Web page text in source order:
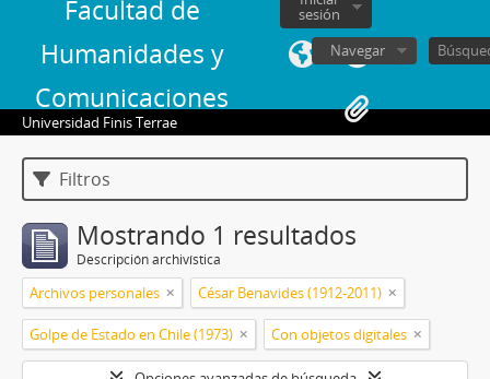
Facultad de
Humanidades y
Comunicaciones
sesión
Navegar
Universidad Finis Terrae
Filtros
Mostrando 1 resultados
Descripción archivística
Archivos personales César Benavides (1912-2011)
Golpe de Estado en Chile (1973) Con objetos digitales